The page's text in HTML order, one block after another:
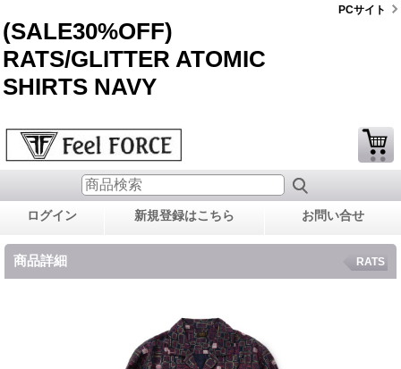
(SALE30%OFF)
RATS/GLITTER ATOMIC
SHIRTS NAVY
PCサイト
ログイン 新規登録はこちら お問い合せ
商品詳細 RATS